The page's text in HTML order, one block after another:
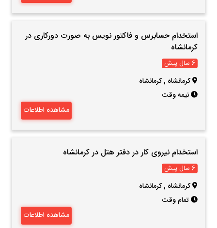
استخدام حسابرس و فاکتور نویس به صورت دورکاری در
کرمانشاه
6 سال پیش
کرمانشاه ,کرمانشاه
نیمه وقت
مشاهده اطلاعات
استخدام نیروی کار در دفتر هتل در کرمانشاه
6 سال پیش
کرمانشاه ,کرمانشاه
تمام وقت
مشاهده اطلاعات